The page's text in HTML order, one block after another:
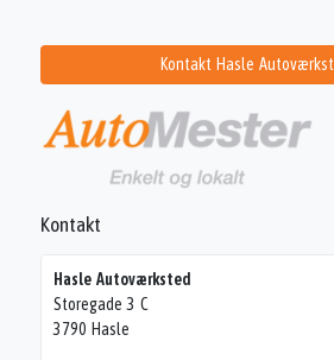
Kontakt Hasle
Kontakt
Hasle Autoværksted
Storegade 3 C
3790 Hasle